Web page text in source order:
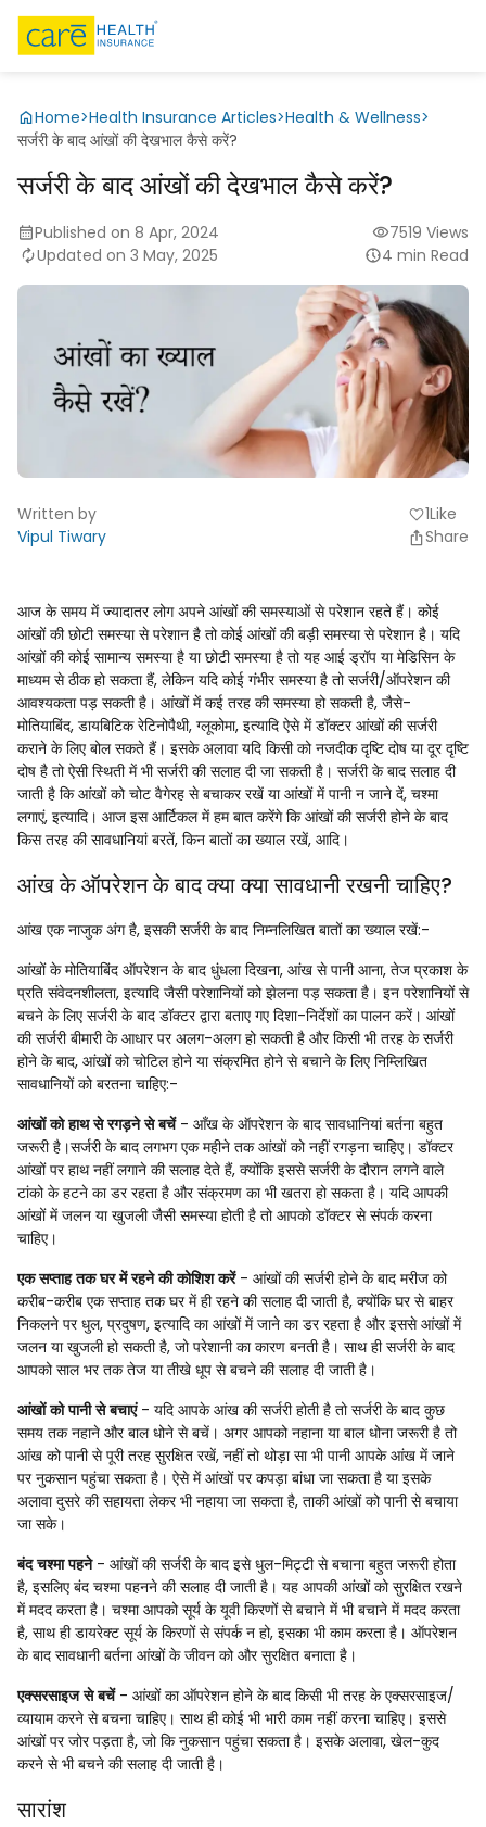
Home>Health Insurance Articles>Health & Wellness>
सर्जरी के बाद आंखों की देखभाल कैसे करें?
सर्जरी के बाद आंखों की देखभाल कैसे करें?
Published on 8 Apr, 2024
Updated on 3 May, 2025
7519 Views
4 min Read
Written by
Vipul Tiwary
favorite1Like
Share
आज के समय में ज्यादातर लोग अपने आंखों की समस्याओं से परेशान रहते हैं। कोई
आंखों की छोटी समस्या से परेशान है तो कोई आंखों की बड़ी समस्या से परेशान है। यदि
आंखों की कोई सामान्य समस्या है या छोटी समस्या है तो यह आई ड्रॉप या मेडिसिन के
माध्यम से ठीक हो सकता हैं, लेकिन यदि कोई गंभीर समस्या है तो सर्जरी/ऑपरेशन की
आवश्यकता पड़ सकती है। आंखों में कई तरह की समस्या हो सकती है, जैसे-
मोतियाबिंद, डायबिटिक रेटिनोपैथी, ग्लूकोमा, इत्यादि ऐसे में डॉक्टर आंखों की सर्जरी
कराने के लिए बोल सकते हैं। इसके अलावा यदि किसी को नजदीक दृष्टि दोष या दूर दृष्टि
दोष है तो ऐसी स्थिती में भी सर्जरी की सलाह दी जा सकती है। सर्जरी के बाद सलाह दी
जाती है कि आंखों को चोट वैगेरह से बचाकर रखें या आंखों में पानी न जाने दें, चश्मा
लगाएं, इत्यादि। आज इस आर्टिकल में हम बात करेंगे कि आंखों की सर्जरी होने के बाद
किस तरह की सावधानियां बरतें, किन बातों का ख्याल रखें, आदि।
आंख के ऑपरेशन के बाद क्या क्या सावधानी रखनी चाहिए?
आंख एक नाजुक अंग है, इसकी सर्जरी के बाद निम्नलिखित बातों का ख्याल रखें:-
आंखों के मोतियाबिंद ऑपरेशन के बाद धुंधला दिखना, आंख से पानी आना, तेज प्रकाश के
प्रति संवेदनशीलता, इत्यादि जैसी परेशानियों को झेलना पड़ सकता है। इन परेशानियों से
बचने के लिए सर्जरी के बाद डॉक्टर द्वारा बताए गए दिशा-निर्देशों का पालन करें। आंखों
की सर्जरी बीमारी के आधार पर अलग-अलग हो सकती है और किसी भी तरह के सर्जरी
होने के बाद, आंखों को चोटिल होने या संक्रमित होने से बचाने के लिए निम्लिखित
सावधानियों को बरतना चाहिए:-
आंखों को हाथ से रगड़ने से बचें- आँख के ऑपरेशन के बाद सावधानियां बर्तना बहुत
जरूरी है।सर्जरी के बाद लगभग एक महीने तक आंखों को नहीं रगड़ना चाहिए। डॉक्टर
आंखों पर हाथ नहीं लगाने की सलाह देते हैं, क्योंकि इससे सर्जरी के दौरान लगने वाले
टांको के हटने का डर रहता है और संक्रमण का भी खतरा हो सकता है। यदि आपकी
आंखों में जलन या खुजली जैसी समस्या होती है तो आपको डॉक्टर से संपर्क करना
चाहिए।
एक सप्ताह तक घर में रहने की कोशिश करें- आंखों की सर्जरी होने के बाद मरीज को
करीब-करीब एक सप्ताह तक घर में ही रहने की सलाह दी जाती है, क्योंकि घर से बाहर
निकलने पर धुल, प्रदुषण, इत्यादि का आंखों में जाने का डर रहता है और इससे आंखों में
जलन या खुजली हो सकती है, जो परेशानी का कारण बनती है। साथ ही सर्जरी के बाद
आपको साल भर तक तेज या तीखे धूप से बचने की सलाह दी जाती है।
आंखों को पानी से बचाएं- यदि आपके आंख की सर्जरी होती है तो सर्जरी के बाद कुछ
समय तक नहाने और बाल धोने से बचें। अगर आपको नहाना या बाल धोना जरूरी है तो
आंख को पानी से पूरी तरह सुरक्षित रखें, नहीं तो थोड़ा सा भी पानी आपके आंख में जाने
पर नुकसान पहुंचा सकता है। ऐसे में आंखों पर कपड़ा बांधा जा सकता है या इसके
अलावा दुसरे की सहायता लेकर भी नहाया जा सकता है, ताकी आंखों को पानी से बचाया
जा सके।
बंद चश्मा पहने- आंखों की सर्जरी के बाद इसे धुल-मिट्टी से बचाना बहुत जरूरी होता
है, इसलिए बंद चश्मा पहनने की सलाह दी जाती है। यह आपकी आंखों को सुरक्षित रखने
में मदद करता है। चश्मा आपको सूर्य के यूवी किरणों से बचाने में भी बचाने में मदद करता
है, साथ ही डायरेक्ट सूर्य के किरणों से संपर्क न हो, इसका भी काम करता है। ऑपरेशन
के बाद सावधानी बर्तना आंखों के जीवन को और सुरक्षित बनाता है।
एक्सरसाइज से बचें- आंखों का ऑपरेशन होने के बाद किसी भी तरह के एक्सरसाइज/
व्यायाम करने से बचना चाहिए। साथ ही कोई भी भारी काम नहीं करना चाहिए। इससे
आंखों पर जोर पड़ता है, जो कि नुकसान पहुंचा सकता है। इसके अलावा, खेल-कुद
करने से भी बचने की सलाह दी जाती है।
सारांश